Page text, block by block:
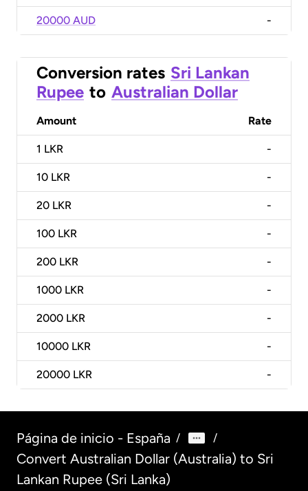
20000 AUD -
Conversion rates Sri Lankan
Rupee to Australian Dollar
Amount Rate
1 LKR -
10 LKR -
20 LKR -
100 LKR -
200 LKR -
1000 LKR -
2000 LKR -
10000 LKR -
20000 LKR -
Página de inicio - España / /
Convert Australian Dollar (Australia) to Sri
Lankan Rupee (Sri Lanka)